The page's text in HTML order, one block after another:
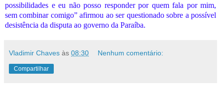
possibilidades e eu não posso responder por quem fala por mim,
sem combinar comigo” afirmou ao ser questionado sobre a possível
desistência da disputa ao governo da Paraíba.
Vladimir Chaves às 08:30 Nenhum comentário:
Compartilhar